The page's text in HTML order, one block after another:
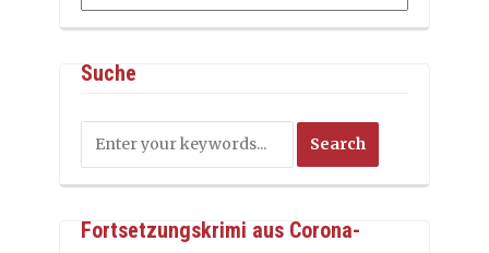
Suche
Fortsetzungskrimi aus Corona-